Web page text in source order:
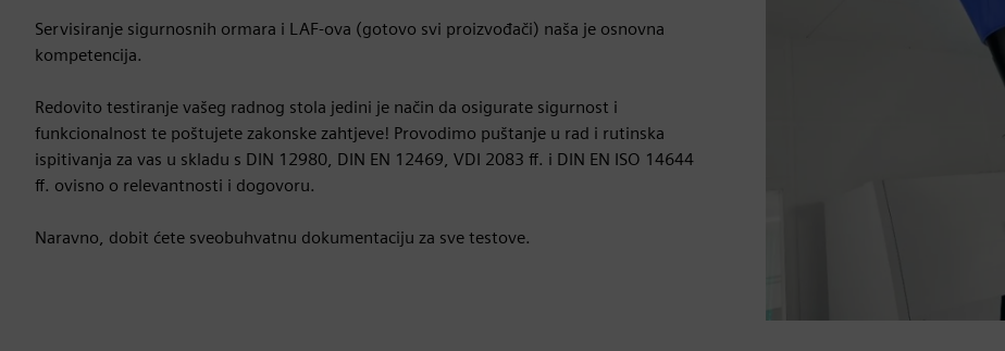
Servisiranje sigurnosnih ormara i LAF-ova (gotovo svi proizvođači) naša je osnovna
kompetencija.
Redovito testiranje vašeg radnog stola jedini je način da osigurate sigurnost i
funkcionalnost te poštujete zakonske zahtjeve! Provodimo puštanje u rad i rutinska
ispitivanja za vas u skladu s DIN 12980, DIN EN 12469, VDI 2083 ff. i DIN EN ISO 14644
ff. ovisno o relevantnosti i dogovoru.
Naravno, dobit ćete sveobuhvatnu dokumentaciju za sve testove.